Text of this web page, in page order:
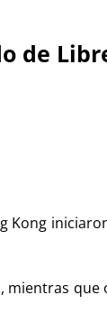
de
Kong
mientras